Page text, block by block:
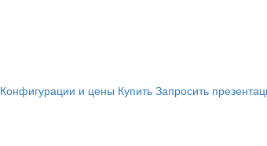
Конфигурации и цены Купить Запросить